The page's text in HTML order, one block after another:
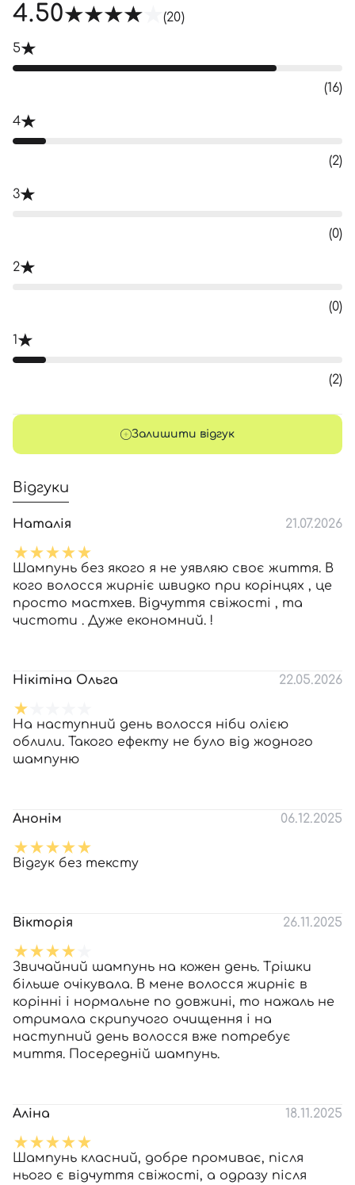
4.50 (20)
5
(16)
4
(2)
3
(0)
2
(0)
1
(2)
Залишити відгук
Відгуки
Наталія 21.07.2026
Шампунь без якого я не уявляю своє життя. В
кого волосся жирніє швидко при корінцях , це
просто мастхев. Відчуття свіжості , та
чистоти . Дуже економний. !
Нікітіна Ольга 22.05.2026
На наступний день волосся ніби олією
облили. Такого ефекту не було від жодного
шампуню
Анонім 06.12.2025
Відгук без тексту
Вікторія 26.11.2025
Звичайний шампунь на кожен день. Трішки
більше очікувала. В мене волосся жирніє в
корінні і нормальне по довжині, то нажаль не
отримала скрипучого очищення і на
наступний день волосся вже потребує
миття. Посередній шампунь.
Аліна 18.11.2025
Шампунь класний, добре промиває, після
нього є відчуття свіжості, а одразу після